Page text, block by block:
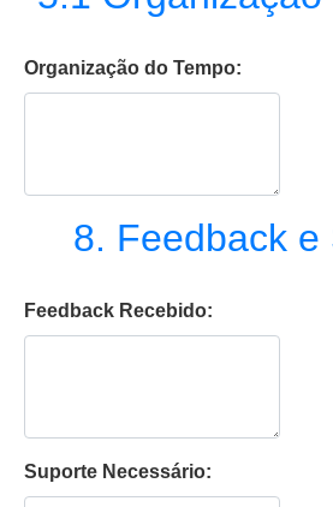
Organização do Tempo:
8. Feedback e
Feedback Recebido:
Suporte Necessário: